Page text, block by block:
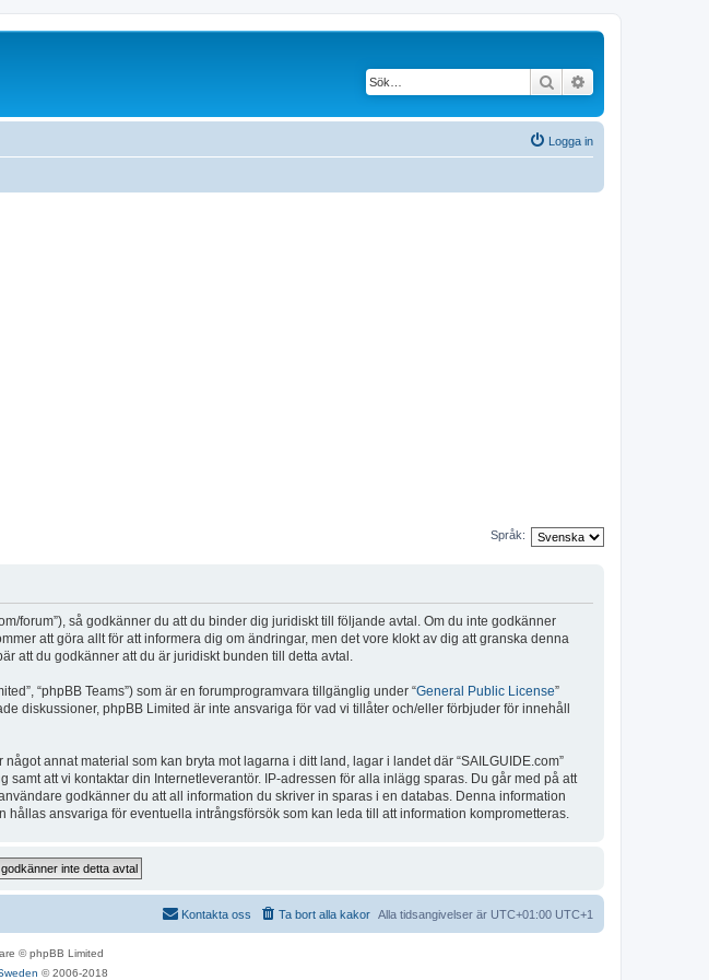
Sök
Logga in
Språk:
forum”), så godkänner du att du binder dig juridiskt till följande avtal. Om du inte godkänner
att göra allt för att informera dig om ändringar, men det vore klokt av dig att granska denna
att du godkänner att du är juridiskt bunden till detta avtal.
“phpBB Teams”) som är en forumprogramvara tillgänglig under “General Public License”
diskussioner, phpBB Limited är inte ansvariga för vad vi tillåter och/eller förbjuder för innehåll
annat material som kan bryta mot lagarna i ditt land, lagar i landet där “SAILGUIDE.com”
att vi kontaktar din Internetleverantör. IP-adressen för alla inlägg sparas. Du går med på att
godkänner du att all information du skriver in sparas i en databas. Denna information
hållas ansvariga för eventuella intrångsförsök som kan leda till att information komprometteras.
Alla tidsangivelser är UTC+01:00 UTC+1
Ta bort alla kakor
Kontakta oss
© phpBB Limited
© 2006-2018